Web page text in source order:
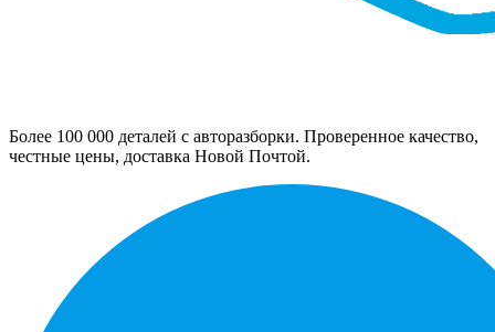
Более 100 000 деталей с авторазборки. Проверенное качество,
честные цены, доставка Новой Почтой.